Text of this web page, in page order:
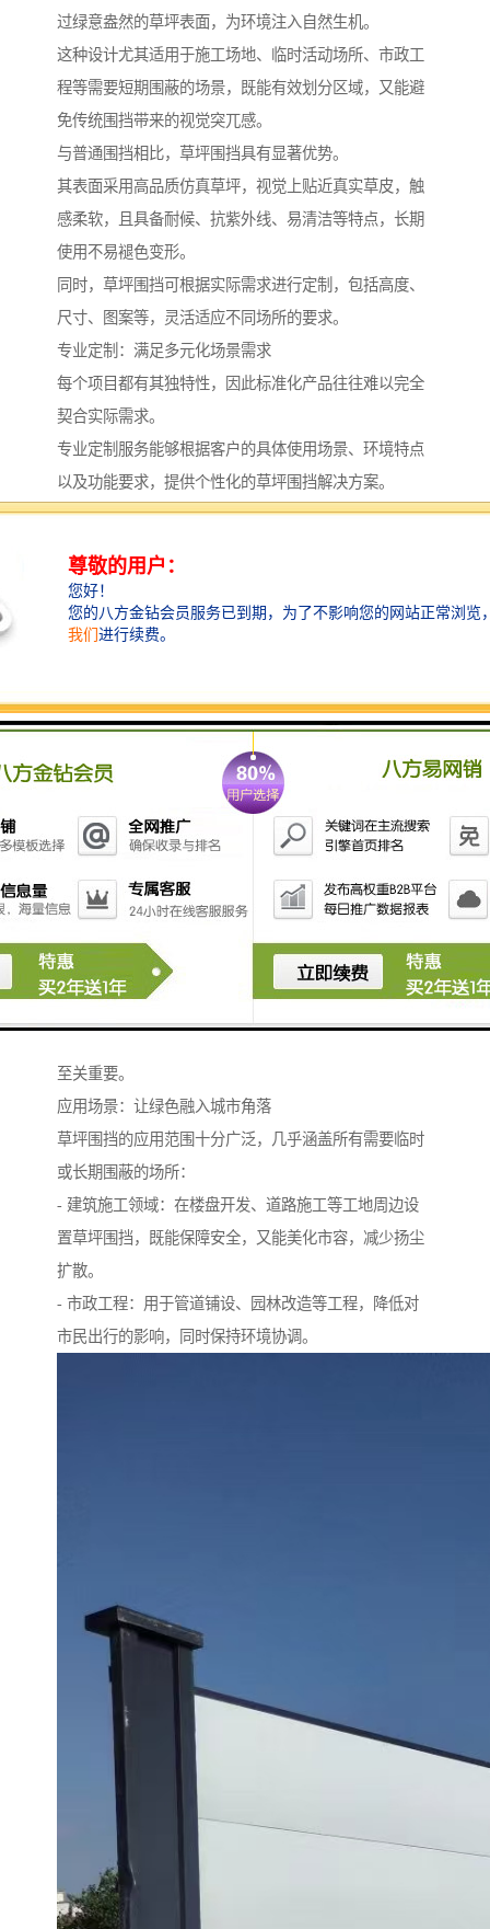
过绿意盎然的草坪表面，为环境注入自然生机。
这种设计尤其适用于施工场地、临时活动场所、市政工
程等需要短期围蔽的场景，既能有效划分区域，又能避
免传统围挡带来的视觉突兀感。
与普通围挡相比，草坪围挡具有显著优势。
其表面采用高品质仿真草坪，视觉上贴近真实草皮，触
感柔软，且具备耐候、抗紫外线、易清洁等特点，长期
使用不易褪色变形。
同时，草坪围挡可根据实际需求进行定制，包括高度、
尺寸、图案等，灵活适应不同场所的要求。
专业定制：满足多元化场景需求
每个项目都有其独特性，因此标准化产品往往难以完全
契合实际需求。
专业定制服务能够根据客户的具体使用场景、环境特点
以及功能要求，提供个性化的草坪围挡解决方案。
例如，在市政工程中，草坪围挡可以设计为模块化组装
可定制企业标识或宣传图案，兼顾品牌展示与环境美
化；在居住区周边，则可选用隔音效果更佳的复合结
构，减少施工噪音对居民的影响。
与环境和谐共生的景观元素。
高品质的草坪围挡离不开优质的基材与精湛的工艺。
围挡结构通常采用轻质而坚固的材料，确保稳定性和耐
久性；表面草坪则选用环保、无毒的仿真草纤维，通过
特殊工艺固定于基板，确保长期使用不脱落、不变形。
此外，针对不同气候条件，草坪围挡还可进行防锈、防
水、阻燃等特殊处理，以适应户外复杂环境。
专业的生产流程包括设计、裁剪、复合、封边等多道工
至关重要。
应用场景：让绿色融入城市角落
草坪围挡的应用范围十分广泛，几乎涵盖所有需要临时
或长期围蔽的场所：
- 建筑施工领域：在楼盘开发、道路施工等工地周边设
置草坪围挡，既能保障安全，又能美化市容，减少扬尘
扩散。
- 市政工程：用于管道铺设、园林改造等工程，降低对
市民出行的影响，同时保持环境协调。